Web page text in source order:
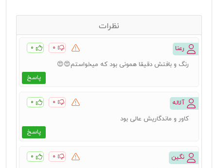
نظرات
رعنا ۰ ۰
پاسخ
رنگ و بافتش دقیقا همونی بود که میخواستم😍😍
آلاله ۰ ۰
پاسخ
کاور و ماندگاریش عالی بود
نگین ۰ ۰